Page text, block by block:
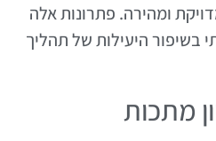
ומהירה. פתרונות אלה
בשיפור היעילות של תהליך
מתכות